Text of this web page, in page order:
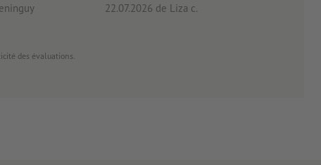
22.07.2026 de Liza c.
des évaluations.